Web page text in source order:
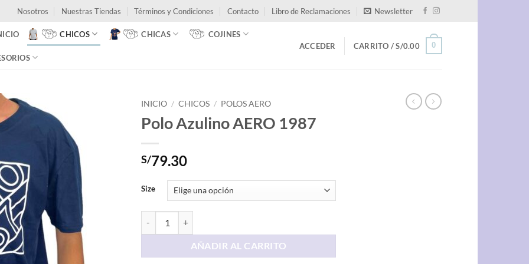
Nosotros Nuestras Tiendas Términos y Condiciones Contacto Libro de Reclamaciones Newsletter
CHICOS CHICAS COJINES
ACCEDER CARRITO /S/0.00 0
INICIO / CHICOS / POLOS AERO
Polo Azulino AERO 1987
S/79.30
Size
AÑADIR AL CARRITO